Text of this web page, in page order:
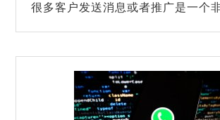
很多客户发送消息或者推广是一个